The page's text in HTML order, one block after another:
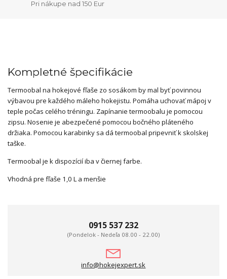
Pri nákupe nad 150 Eur
Kompletné špecifikácie
Termoobal na hokejové fľaše zo sosákom by mal byť povinnou
výbavou pre každého máleho hokejistu. Pomáha uchovať mápoj v
teple počas celého tréningu. Zapínanie termoobalu je pomocou
zipsu. Nosenie je abezpečené pomocou bočného pláteného
držiaka. Pomocou karabinky sa dá termoobal pripevniť k skolskej
taške.
Termoobal je k dispozícií iba v čiernej farbe.
Vhodná pre fľaše 1,0 L a menšie
0915 537 232
(Pondelok - Nedeľa 08.00 - 22.00)
info@hokejexpert.sk